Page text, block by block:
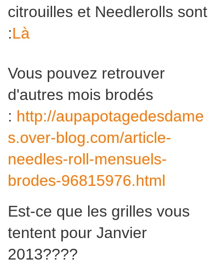
citrouilles et Needlerolls sont
:Là
Vous pouvez retrouver
d'autres mois brodés
: http://aupapotagedesdame
s.over-blog.com/article-
needles-roll-mensuels-
brodes-96815976.html
Est-ce que les grilles vous
tentent pour Janvier
2013????